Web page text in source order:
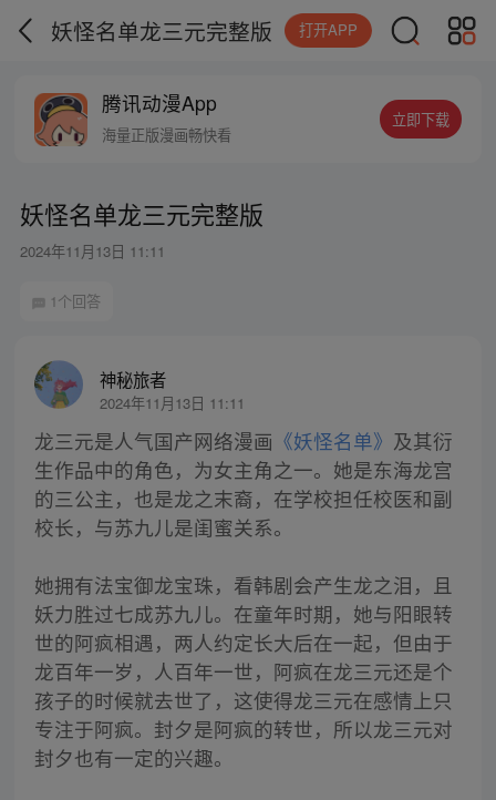
妖怪名单龙三元完整版 打开APP
腾讯动漫App
海量正版漫画畅快看
立即下载
妖怪名单龙三元完整版
2024年11月13日 11:11
1个回答
神秘旅者
2024年11月13日 11:11
龙三元是人气国产网络漫画 《妖怪名单》 及其衍
生作品中的角色，为女主角之一。她是东海龙宫
的三公主，也是龙之末裔，在学校担任校医和副
校长，与苏九儿是闺蜜关系。
她拥有法宝御龙宝珠，看韩剧会产生龙之泪，且
妖力胜过七成苏九儿。在童年时期，她与阳眼转
世的阿疯相遇，两人约定长大后在一起，但由于
龙百年一岁，人百年一世，阿疯在龙三元还是个
孩子的时候就去世了，这使得龙三元在感情上只
专注于阿疯。封夕是阿疯的转世，所以龙三元对
封夕也有一定的兴趣。